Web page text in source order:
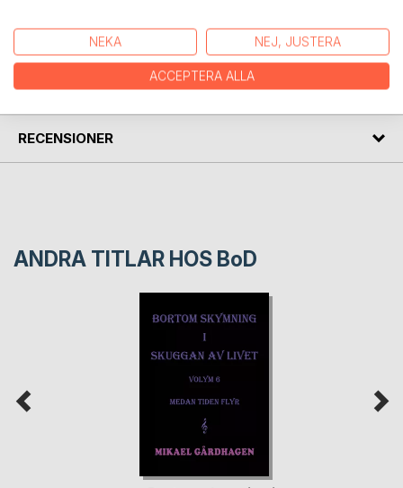
FÖRFATTARE
KOMMENTARER I PRESSEN
RECENSIONER
ANDRA TITLAR HOS BoD
NEKA NEJ, JUSTERA
ACCEPTERA ALLA